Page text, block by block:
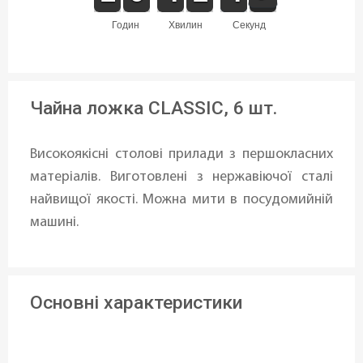
годин хвилин секунд
Чайна ложка CLASSIC, 6 шт.
Високоякісні столові прилади з першокласних
матеріалів. Виготовлені з нержавіючої сталі
найвищої якості. Можна мити в посудомийній
машині.
Основні характеристики